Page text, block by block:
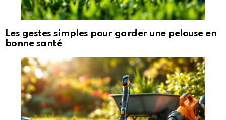
Les gestes simples pour garder une pelouse en
bonne santé